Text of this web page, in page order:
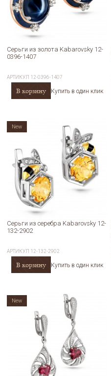
Серьги из золота Kabarovsky 12-
0396-1407
АРТИКУЛ 12-0396-1407
В корзину Купить в один клик
Серьги из серебра Kabarovsky 12-
132-2902
АРТИКУЛ 12-132-2902
В корзину Купить в один клик
New
New